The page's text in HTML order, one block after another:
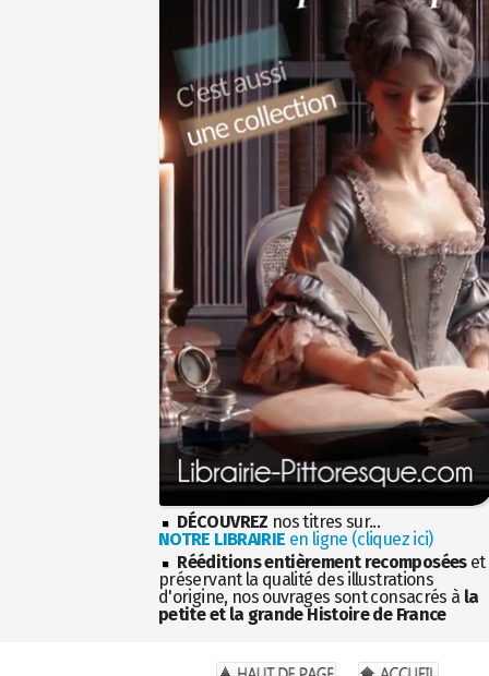
DÉCOUVREZ nos titres sur...
NOTRE LIBRAIRIE en ligne (cliquez ici)
Rééditions entièrement recomposéeset
préservant la qualité des illustrations
d'origine, nos ouvrages sont consacrés à la
petite et la grande Histoire de France